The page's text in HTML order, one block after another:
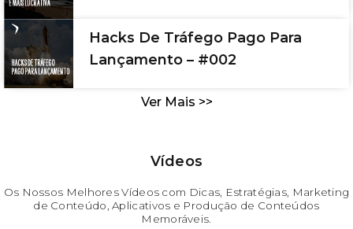
Hacks De Tráfego Pago Para
Lançamento – #002
Ver Mais >>
Vídeos
Os Nossos Melhores Vídeos com Dicas, Estratégias, Marketing
de Conteúdo, Aplicativos e Produção de Conteúdos
Memoráveis.